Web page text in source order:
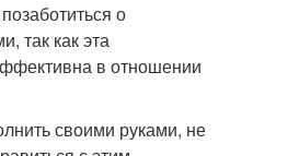
о
так как эта
в отношении
своими руками, не